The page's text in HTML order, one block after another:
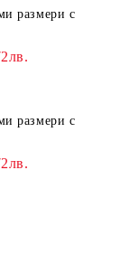
размери с
размери с